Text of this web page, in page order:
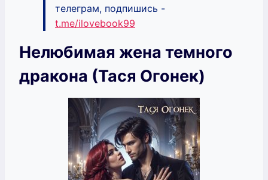
телеграм, подпишись -
t.me/ilovebook99
Нелюбимая жена темного
дракона (Тася Огонек)